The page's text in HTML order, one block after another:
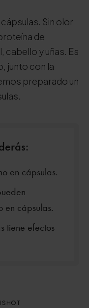
Sin olor
de
cabello y uñas. Es
junto con la
preparado un
en cápsulas.
en cápsulas.
tiene efectos
SHOT